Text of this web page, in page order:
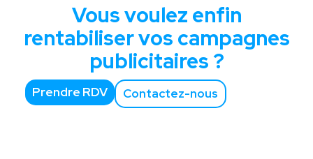
Vous voulez enfin
rentabiliser vos campagnes
publicitaires ?
Prendre RDV Contactez-nous